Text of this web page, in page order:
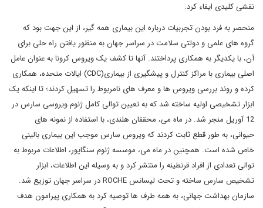
نقشی کلیدی ایفاء کرد.
منحصر به فرد بودن تجربیات درباره این بیماری همه گیر، از این جهت بود که
گروه های علمی و دولتی سلامت در سراسر جهان به منظور یافتن راه حلی برای
آن، با یکدیگر به همکاری پرداختند. آنها تا کشف یک ویروس کرونا به عنوان عامل
اصلی بیماری با مراکز کنترل و پیشگیری از بیماری(CDC) ایالات متحده، همکاری
کرده و روند بررسی ویروس ها و معرف های نامربوط را تسهیل کردند؛ تا اینکه یک
ابزار تشخیصی اولیه ساخته شد که به تعیین توالی کامل ژنوم ویروسی سارس در
12 آوریل منجر شد. در ماه می، محققان هلندی، با استفاده از نمونه های
حیوانی، به طور قطع ثابت کردند که ویروس سارس موجب این بیماری بالینی
خاص شده است. همچنین در ماه می، موسسه ژنوم سنگاپور، اطلاعات مربوط به
توالی تعدادی از افراد قرنطینه را منتشر کرد و به وسیله این اطلاعات، ابزار
تشخیص سارس ساخته و تحت لیسانس ROCHE در سراسر جهان توزیع شد.
سازمان بهداشت جهانی، به همه طرف ها توصیه کرد به همکاری پیرامون هدف